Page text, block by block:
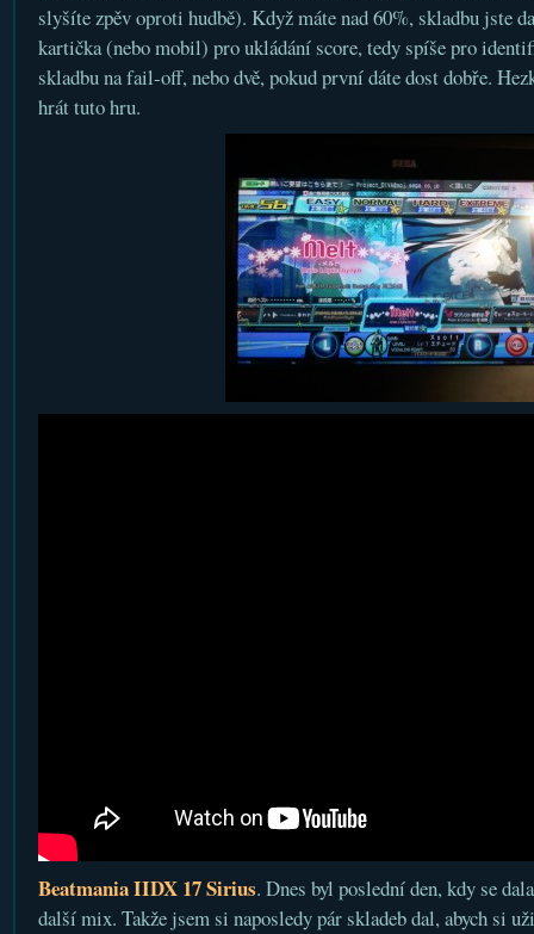
slyšíte zpěv oproti hudbě). Když máte nad 60%, skladbu jste
kartička (nebo mobil) pro ukládání score, tedy spíše pro
skladbu na fail-off, nebo dvě, pokud první dáte dost dobře.
hrát tuto hru.
Beatmania IIDX 17 Sirius. Dnes byl poslední den, kdy se
další mix. Takže jsem si naposledy pár skladeb dal, abych si